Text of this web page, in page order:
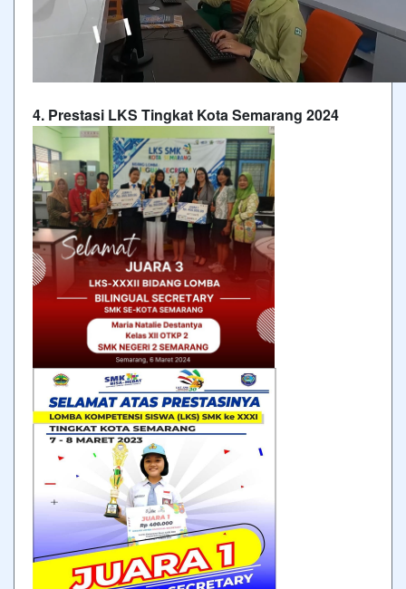
4. Prestasi LKS Tingkat Kota Semarang 2024